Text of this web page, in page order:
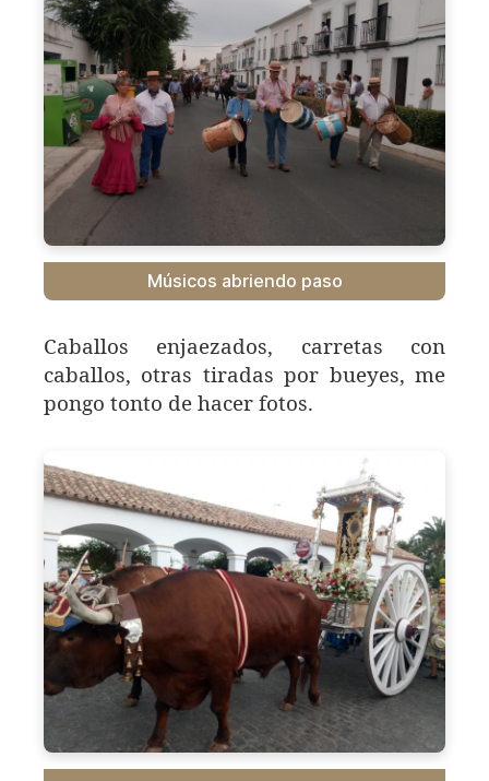
Músicos abriendo paso
Caballos enjaezados, carretas con
caballos, otras tiradas por bueyes, me
pongo tonto de hacer fotos.